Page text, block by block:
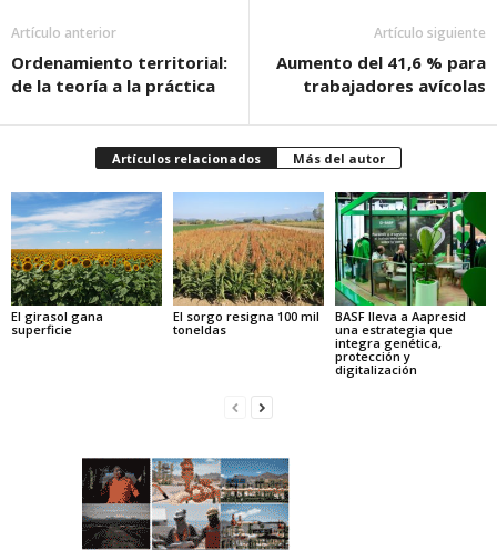
Artículo anterior
Ordenamiento territorial:
de la teoría a la práctica
Artículo siguiente
Aumento del 41,6 % para
trabajadores avícolas
Artículos relacionados Más del autor
El girasol gana
superficie
El sorgo resigna 100 mil
toneldas
BASF lleva a Aapresid
una estrategia que
integra genética,
protección y
digitalización